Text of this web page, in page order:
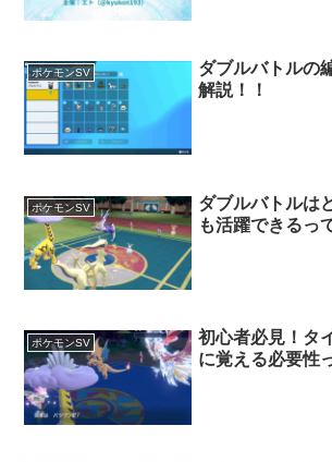
ポケモンSV
ダブルバトルの
解説！！
ポケモンSV
ダブルバトルは
も活躍できるっ
ポケモンSV
初心者必見！タ
に覚える必要性